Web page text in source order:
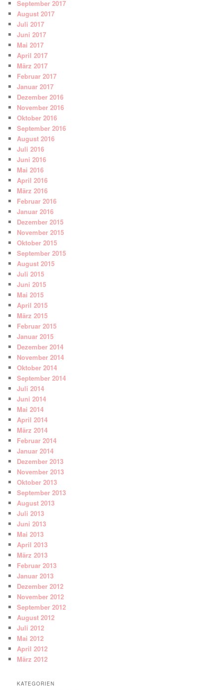
September 2017
August 2017
Juli 2017
Juni 2017
Mai 2017
April 2017
März 2017
Februar 2017
Januar 2017
Dezember 2016
November 2016
Oktober 2016
September 2016
August 2016
Juli 2016
Juni 2016
Mai 2016
April 2016
März 2016
Februar 2016
Januar 2016
Dezember 2015
November 2015
Oktober 2015
September 2015
August 2015
Juli 2015
Juni 2015
Mai 2015
April 2015
März 2015
Februar 2015
Januar 2015
Dezember 2014
November 2014
Oktober 2014
September 2014
Juli 2014
Juni 2014
Mai 2014
April 2014
März 2014
Februar 2014
Januar 2014
Dezember 2013
November 2013
Oktober 2013
September 2013
August 2013
Juli 2013
Juni 2013
Mai 2013
April 2013
März 2013
Februar 2013
Januar 2013
Dezember 2012
November 2012
September 2012
August 2012
Juli 2012
Mai 2012
April 2012
März 2012
KATEGORIEN